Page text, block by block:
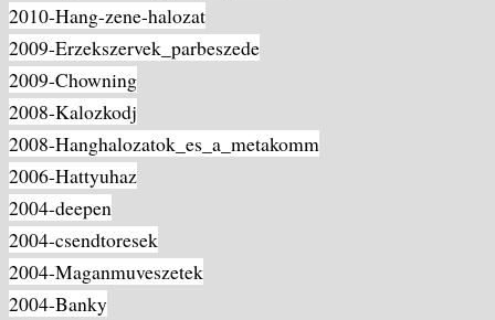
2010-Hang-zene-halozat
2009-Erzekszervek_parbeszede
2009-Chowning
2008-Kalozkodj
2008-Hanghalozatok_es_a_metakomm
2006-Hattyuhaz
2004-deepen
2004-csendtoresek
2004-Maganmuveszetek
2004-Banky